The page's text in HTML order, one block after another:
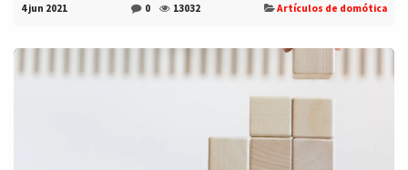
4 jun 2021 0 13032 Artículos de domótica